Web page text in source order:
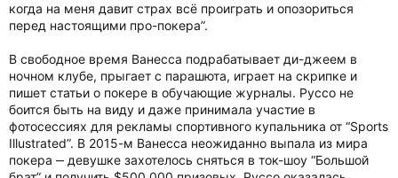
когда на меня давит страх всё проиграть и опозориться
перед настоящими про-покера”.
В свободное время Ванесса подрабатывает ди-джеем в
ночном клубе, прыгает с парашюта, играет на скрипке и
пишет статьи о покере в обучающие журналы. Руссо не
боится быть на виду и даже принимала участие в
фотосессиях для рекламы спортивного купальника от “Sports
Illustrated”. В 2015-м Ванесса неожиданно выпала из мира
покера ‒ девушке захотелось сняться в ток-шоу “Большой